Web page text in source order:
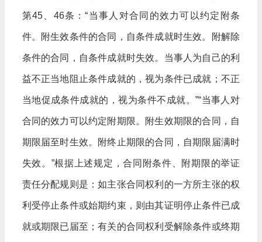
第45、46条：“当事人对合同的效力可以约定附条
件。附生效条件的合同，自条件成就时生效。附解除
条件的合同，自条件成就时失效。当事人为自己的利
益不正当地阻止条件成就的，视为条件已成就；不正
当地促成条件成就的，视为条件不成就。”“当事人对
合同的效力可以约定附期限。附生效期限的合同，自
期限届至时生效。附终止期限的合同，自期限届满时
失效。”根据上述规定，合同附条件、附期限的举证
责任分配规则是：如主张合同权利的一方所主张的权
利受停止条件或始期约束，则由其证明停止条件已成
就或期限已届至；有关的合同权利受解除条件或终期